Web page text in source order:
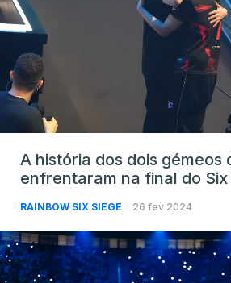
A história dos dois gémeos
enfrentaram na final do
RAINBOW SIX SIEGE 26 fev 2024